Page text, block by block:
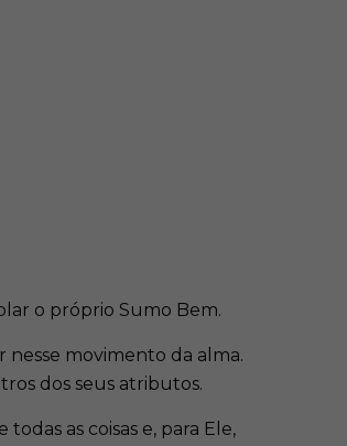
o próprio Sumo Bem.
nesse movimento da alma.
dos seus atributos.
as coisas e, para Ele,